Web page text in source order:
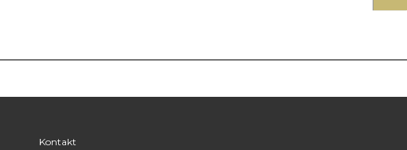
Kontakt